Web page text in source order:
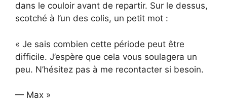
dans le couloir avant de repartir. Sur le dessus,
scotché à l’un des colis, un petit mot :
« Je sais combien cette période peut être
difficile. J’espère que cela vous soulagera un
peu. N’hésitez pas à me recontacter si besoin.
— Max »